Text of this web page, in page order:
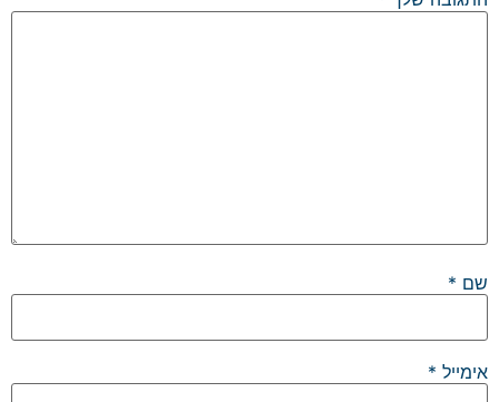
שם *
אימייל *